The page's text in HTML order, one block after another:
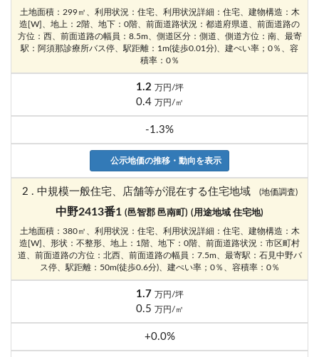
土地面積：299㎡、利用状況：住宅、利用状況詳細：住宅、建物構造：木
造[W]、地上：2階、地下：0階、前面道路状況：都道府県道、前面道路の
方位：西、前面道路の幅員：8.5m、側道区分：側道、側道方位：南、最寄
駅：阿須那診療所バス停、駅距離：1m(徒歩0.01分)、建ぺい率；0％、容
積率：0％
1.2 万円/坪
0.4 万円/㎡
-1.3%
公示地価の推移・動向を表示
2 . 中規模一般住宅、店舗等が混在する住宅地域 (地価調査)
中野2413番1 (邑智郡 邑南町) (用途地域 住宅地)
土地面積：380㎡、利用状況：住宅、利用状況詳細：住宅、建物構造：木
造[W]、形状：不整形、地上：1階、地下：0階、前面道路状況：市区町村
道、前面道路の方位：北西、前面道路の幅員：7.5m、最寄駅：石見中野バ
ス停、駅距離：50m(徒歩0.6分)、建ぺい率；0％、容積率：0％
1.7 万円/坪
0.5 万円/㎡
+0.0%